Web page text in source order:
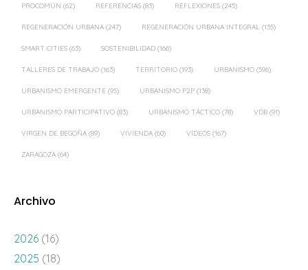
PROCOMÚN (62) REFERENCIAS (83) REFLEXIONES (245)
REGENERACIÓN URBANA (247) REGENERACIÓN URBANA INTEGRAL (135)
SMART CITIES (63) SOSTENIBILIDAD (166)
TALLERES DE TRABAJO (163) TERRITORIO (193) URBANISMO (596)
URBANISMO EMERGENTE (95) URBANISMO P2P (138)
URBANISMO PARTICIPATIVO (83) URBANISMO TÁCTICO (78) VDB (91)
VIRGEN DE BEGOÑA (89) VIVIENDA (60) VÍDEOS (167)
ZARAGOZA (64)
Archivo
2026 (16)
2025 (18)